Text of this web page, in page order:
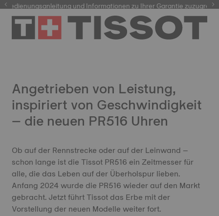
und Informationen zu Ihrer Garantie zuzugreifen
Angetrieben von Leistung,
inspiriert von Geschwindigkeit
– die neuen PR516 Uhren
Ob auf der Rennstrecke oder auf der Leinwand –
schon lange ist die Tissot PR516 ein Zeitmesser für
alle, die das Leben auf der Überholspur lieben.
Anfang 2024 wurde die PR516 wieder auf den Markt
gebracht. Jetzt führt Tissot das Erbe mit der
Vorstellung der neuen Modelle weiter fort.